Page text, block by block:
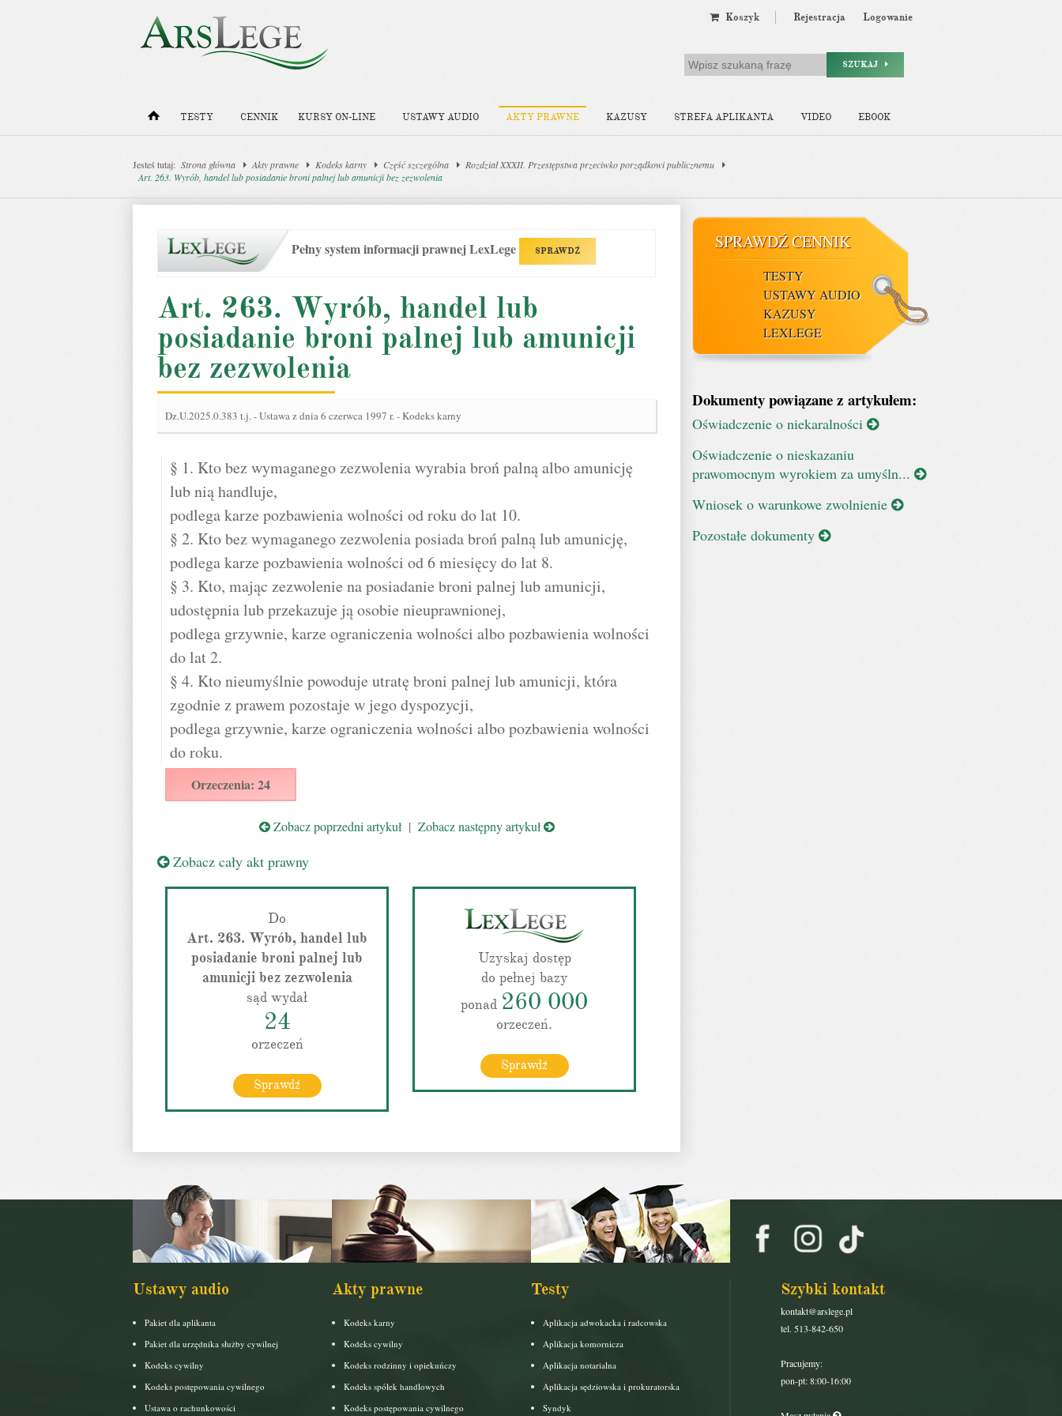
Koszyk Rejestracja Logowanie
SZUKAJ
TESTY CENNIK KURSY ON-LINE USTAWY AUDIO AKTY PRAWNE KAZUSY STREFA APLIKANTA VIDEO EBOOK
Jesteś tutaj: Strona główna Akty prawne Kodeks karny Część szczególna
Rozdział XXXII. Przestępstwa przeciwko porządkowi publicznemu
Art. 263. Wyrób, handel lub posiadanie broni palnej lub amunicji bez zezwolenia
Pełny system informacji prawnej LexLege SPRAWDŹ
Art. 263. Wyrób, handel lub
posiadanie broni palnej lub amunicji
bez zezwolenia
Dz.U.2025.0.383 t.j.-Ustawa z dnia 6 czerwca 1997 r. - Kodeks karny
§ 1. Kto bez wymaganego zezwolenia wyrabia broń palną albo amunicję
lub nią handluje,
podlega karze pozbawienia wolności od roku do lat 10.
§ 2. Kto bez wymaganego zezwolenia posiada broń palną lub amunicję,
podlega karze pozbawienia wolności od 6 miesięcy do lat 8.
§ 3. Kto, mając zezwolenie na posiadanie broni palnej lub amunicji,
udostępnia lub przekazuje ją osobie nieuprawnionej,
podlega grzywnie, karze ograniczenia wolności albo pozbawienia wolności
do lat 2.
§ 4. Kto nieumyślnie powoduje utratę broni palnej lub amunicji, która
zgodnie z prawem pozostaje w jego dyspozycji,
podlega grzywnie, karze ograniczenia wolności albo pozbawienia wolności
do roku.
Orzeczenia: 24
Zobacz poprzedni artykuł| Zobacz następny artykuł
Zobacz cały akt prawny
Do
Art. 263. Wyrób, handel lub
posiadanie broni palnej lub
amunicji bez zezwolenia
sąd wydał
24
orzeczeń
Sprawdź
Uzyskaj dostęp
do pełnej bazy
ponad 260 000
orzeczeń.
Sprawdź
SPRAWDŹ CENNIK
TESTY
USTAWY AUDIO
KAZUSY
LEXLEGE
Dokumenty powiązane z artykułem:
Oświadczenie o niekaralności
Oświadczenie o nieskazaniu
prawomocnym wyrokiem za umyśln...
Wniosek o warunkowe zwolnienie
Pozostałe dokumenty
Ustawy audio
Pakiet dla aplikanta
Pakiet dla urzędnika służby cywilnej
Kodeks cywilny
Kodeks postępowania cywilnego
Ustawa o rachunkowości
Akty prawne
Kodeks karny
Kodeks cywilny
Kodeks rodzinny i opiekuńczy
Kodeks spółek handlowych
Kodeks postępowania cywilnego
Testy
Aplikacja adwokacka i radcowska
Aplikacja komornicza
Aplikacja notarialna
Aplikacja sędziowska i prokuratorska
Syndyk
Szybki kontakt
kontakt@arslege.pl
tel. 513-842-650
Pracujemy:
pon-pt: 8:00-16:00